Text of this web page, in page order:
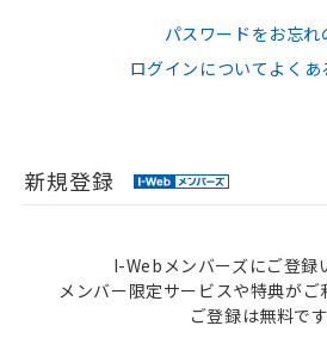
パスワードをお忘れ
ログインについてよくあ
新規登録
I-Webメンバーズにご登録
メンバー限定サービスや特典がご
ご登録は無料です